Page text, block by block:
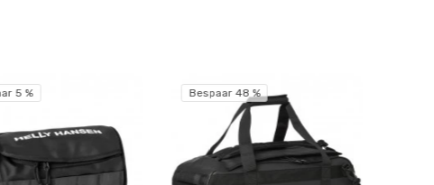
5 % Bespaar 48 %